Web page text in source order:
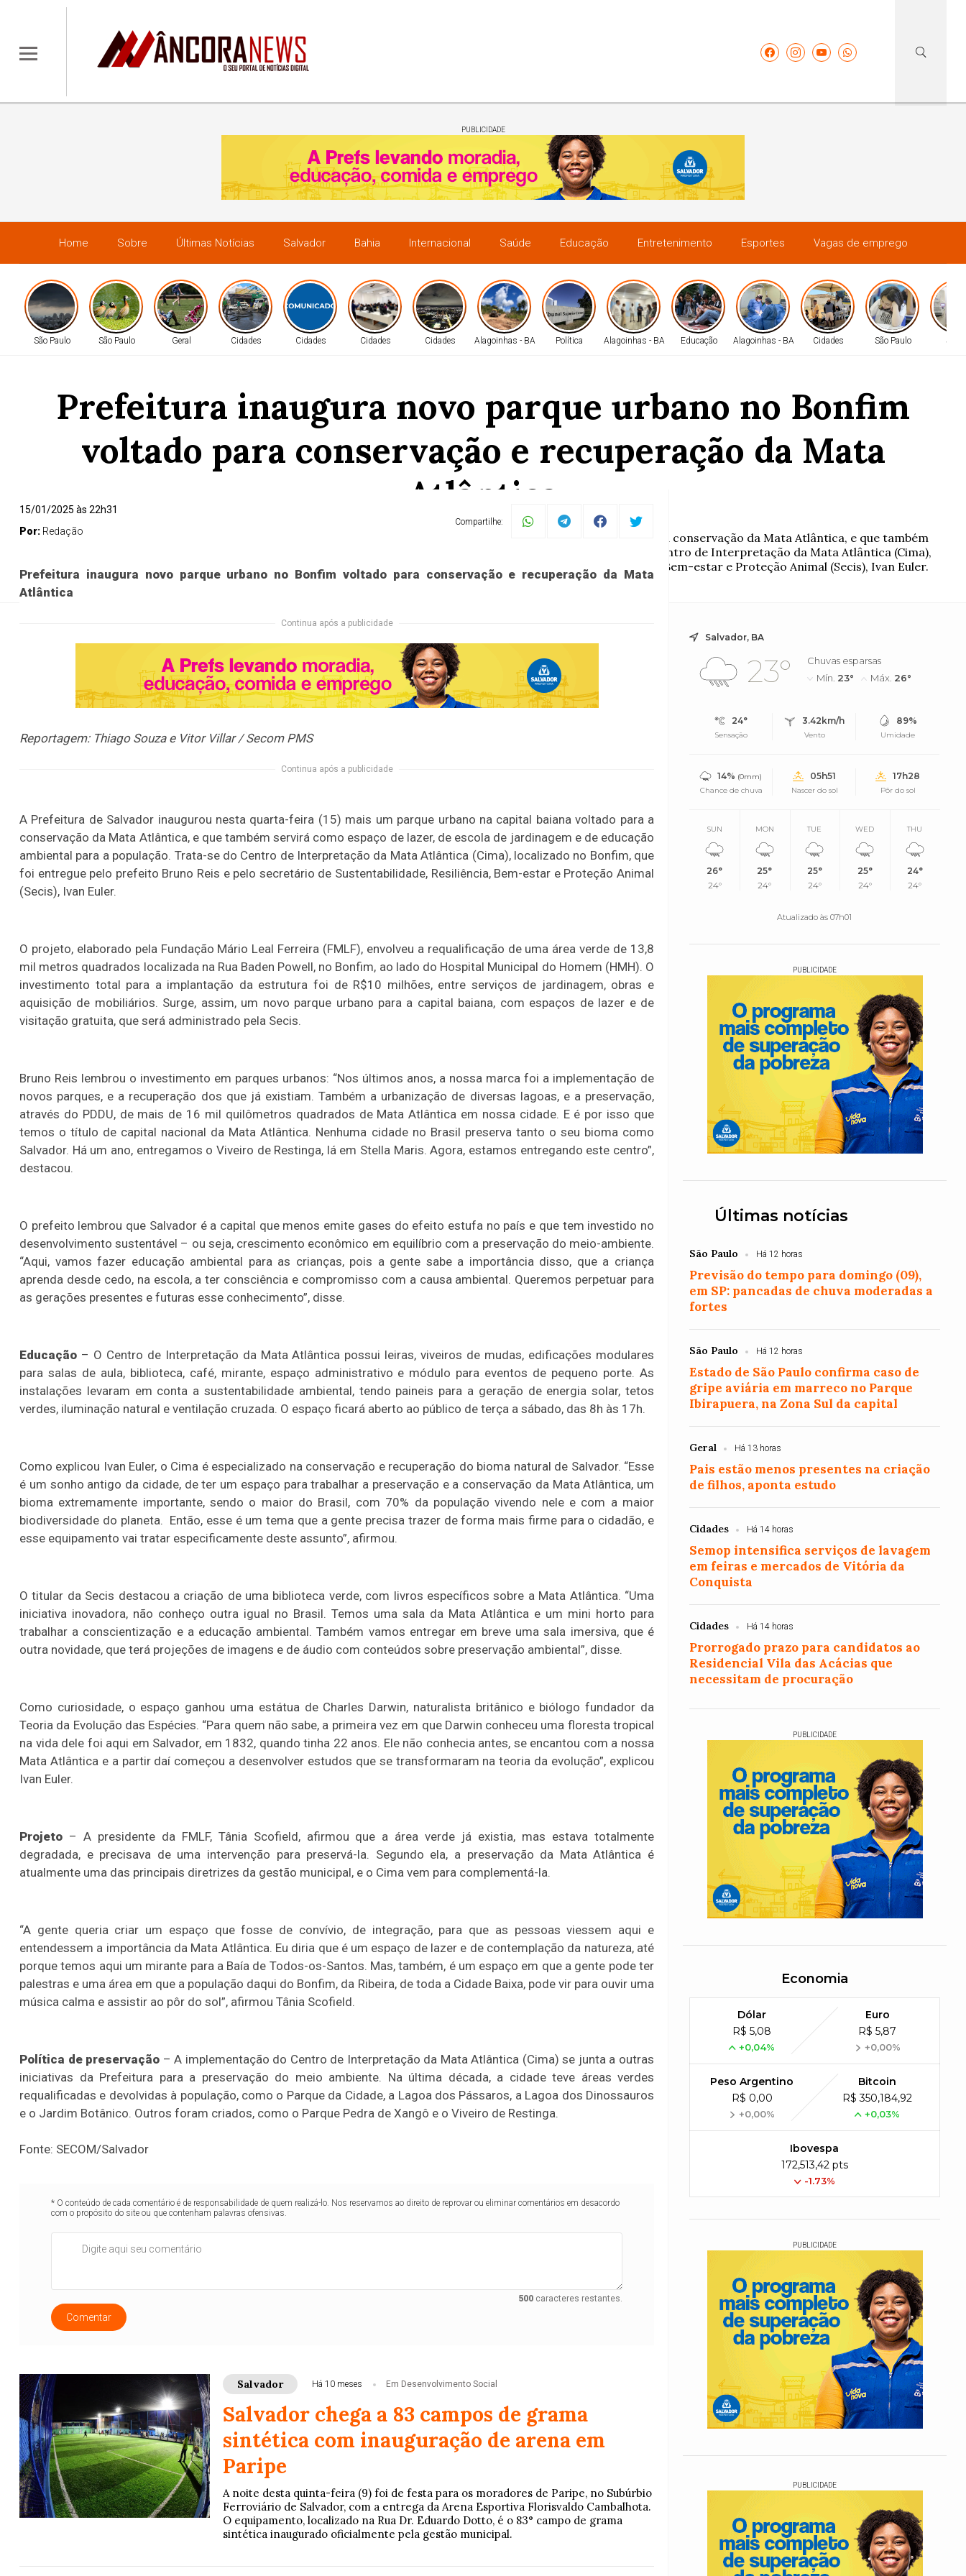
PUBLICIDADE
Home Sobre Últimas Notícias Salvador Bahia Internacional Saúde Educação Entretenimento Esportes Vagas de emprego
São Paulo São Paulo Geral Cidades Cidades Cidades Cidades Alagoinhas - BA Política Alagoinhas - BA Educação Alagoinhas - BA Cidades São Paulo
Prefeitura inaugura novo parque urbano no Bonfim
voltado para conservação e recuperação da Mata
Atlântica
A Prefeitura de Salvador inaugurou nesta quarta-feira (15) mais um parque urbano na capital baiana voltado para a conservação da Mata Atlântica, e que também
servirá como espaço de lazer, de escola de jardinagem e de educação ambiental para a população. Trata-se do Centro de Interpretação da Mata Atlântica (Cima),
localizado no Bonfim, que foi entregue pelo prefeito Bruno Reis e pelo secretário de Sustentabilidade, Resiliência, Bem-estar e Proteção Animal (Secis), Ivan Euler.
15/01/2025 às 22h31
Por: Redação
Compartilhe:
Prefeitura inaugura novo parque urbano no Bonfim voltado para conservação e recuperação da Mata
Atlântica
Continua após a publicidade
Reportagem: Thiago Souza e Vitor Villar / Secom PMS
Continua após a publicidade
A Prefeitura de Salvador inaugurou nesta quarta-feira (15) mais um parque urbano na capital baiana voltado para a
conservação da Mata Atlântica, e que também servirá como espaço de lazer, de escola de jardinagem e de educação
ambiental para a população. Trata-se do Centro de Interpretação da Mata Atlântica (Cima), localizado no Bonfim, que
foi entregue pelo prefeito Bruno Reis e pelo secretário de Sustentabilidade, Resiliência, Bem-estar e Proteção Animal
(Secis), Ivan Euler.
O projeto, elaborado pela Fundação Mário Leal Ferreira (FMLF), envolveu a requalificação de uma área verde de 13,8
mil metros quadrados localizada na Rua Baden Powell, no Bonfim, ao lado do Hospital Municipal do Homem (HMH). O
investimento total para a implantação da estrutura foi de R$10 milhões, entre serviços de jardinagem, obras e
aquisição de mobiliários. Surge, assim, um novo parque urbano para a capital baiana, com espaços de lazer e de
visitação gratuita, que será administrado pela Secis.
Bruno Reis lembrou o investimento em parques urbanos: “Nos últimos anos, a nossa marca foi a implementação de
novos parques, e a recuperação dos que já existiam. Também a urbanização de diversas lagoas, e a preservação,
através do PDDU, de mais de 16 mil quilômetros quadrados de Mata Atlântica em nossa cidade. E é por isso que
temos o título de capital nacional da Mata Atlântica. Nenhuma cidade no Brasil preserva tanto o seu bioma como
Salvador. Há um ano, entregamos o Viveiro de Restinga, lá em Stella Maris. Agora, estamos entregando este centro”,
destacou.
O prefeito lembrou que Salvador é a capital que menos emite gases do efeito estufa no país e que tem investido no
desenvolvimento sustentável – ou seja, crescimento econômico em equilíbrio com a preservação do meio-ambiente.
“Aqui, vamos fazer educação ambiental para as crianças, pois a gente sabe a importância disso, que a criança
aprenda desde cedo, na escola, a ter consciência e compromisso com a causa ambiental. Queremos perpetuar para
as gerações presentes e futuras esse conhecimento”, disse.
Educação – O Centro de Interpretação da Mata Atlântica possui leiras, viveiros de mudas, edificações modulares
para salas de aula, biblioteca, café, mirante, espaço administrativo e módulo para eventos de pequeno porte. As
instalações levaram em conta a sustentabilidade ambiental, tendo paineis para a geração de energia solar, tetos
verdes, iluminação natural e ventilação cruzada. O espaço ficará aberto ao público de terça a sábado, das 8h às 17h.
Como explicou Ivan Euler, o Cima é especializado na conservação e recuperação do bioma natural de Salvador. “Esse
é um sonho antigo da cidade, de ter um espaço para trabalhar a preservação e a conservação da Mata Atlântica, um
bioma extremamente importante, sendo o maior do Brasil, com 70% da população vivendo nele e com a maior
biodiversidade do planeta. Então, esse é um tema que a gente precisa trazer de forma mais firme para o cidadão, e
esse equipamento vai tratar especificamente deste assunto”, afirmou.
O titular da Secis destacou a criação de uma biblioteca verde, com livros específicos sobre a Mata Atlântica. “Uma
iniciativa inovadora, não conheço outra igual no Brasil. Temos uma sala da Mata Atlântica e um mini horto para
trabalhar a conscientização e a educação ambiental. Também vamos entregar em breve uma sala imersiva, que é
outra novidade, que terá projeções de imagens e de áudio com conteúdos sobre preservação ambiental”, disse.
Como curiosidade, o espaço ganhou uma estátua de Charles Darwin, naturalista britânico e biólogo fundador da
Teoria da Evolução das Espécies. “Para quem não sabe, a primeira vez em que Darwin conheceu uma floresta tropical
na vida dele foi aqui em Salvador, em 1832, quando tinha 22 anos. Ele não conhecia antes, se encantou com a nossa
Mata Atlântica e a partir daí começou a desenvolver estudos que se transformaram na teoria da evolução”, explicou
Ivan Euler.
Projeto – A presidente da FMLF, Tânia Scofield, afirmou que a área verde já existia, mas estava totalmente
degradada, e precisava de uma intervenção para preservá-la. Segundo ela, a preservação da Mata Atlântica é
atualmente uma das principais diretrizes da gestão municipal, e o Cima vem para complementá-la.
“A gente queria criar um espaço que fosse de convívio, de integração, para que as pessoas viessem aqui e
entendessem a importância da Mata Atlântica. Eu diria que é um espaço de lazer e de contemplação da natureza, até
porque temos aqui um mirante para a Baía de Todos-os-Santos. Mas, também, é um espaço em que a gente pode ter
palestras e uma área em que a população daqui do Bonfim, da Ribeira, de toda a Cidade Baixa, pode vir para ouvir uma
música calma e assistir ao pôr do sol”, afirmou Tânia Scofield.
Política de preservação – A implementação do Centro de Interpretação da Mata Atlântica (Cima) se junta a outras
iniciativas da Prefeitura para a preservação do meio ambiente. Na última década, a cidade teve áreas verdes
requalificadas e devolvidas à população, como o Parque da Cidade, a Lagoa dos Pássaros, a Lagoa dos Dinossauros
e o Jardim Botânico. Outros foram criados, como o Parque Pedra de Xangô e o Viveiro de Restinga.
Fonte: SECOM/Salvador
* O conteúdo de cada comentário é de responsabilidade de quem realizá-lo. Nos reservamos ao direito de reprovar ou eliminar comentários em desacordo
com o propósito do site ou que contenham palavras ofensivas.
500caracteres restantes.
Comentar
Salvador Há 10 meses Em Desenvolvimento Social
Salvador chega a 83 campos de grama
sintética com inauguração de arena em
Paripe
A noite desta quinta-feira (9) foi de festa para os moradores de Paripe, no Subúrbio
Ferroviário de Salvador, com a entrega da Arena Esportiva Florisvaldo Cambalhota.
O equipamento, localizado na Rua Dr. Eduardo Dotto, é o 83° campo de grama
sintética inaugurado oficialmente pela gestão municipal.
Salvador, BA
23°
Chuvas esparsas
Mín. 23° Máx. 26°
24°
Sensação
3.42km/h
Vento
89%
Umidade
14% (0mm)
Chance de chuva
05h51
Nascer do sol
17h28
Pôr do sol
SUN
26°
24°
MON
25°
24°
TUE
25°
24°
WED
25°
24°
THU
24°
24°
Atualizado às 07h01
PUBLICIDADE
Últimas notícias
São Paulo Há 12 horas
Previsão do tempo para domingo (09),
em SP: pancadas de chuva moderadas a
fortes
São Paulo Há 12 horas
Estado de São Paulo confirma caso de
gripe aviária em marreco no Parque
Ibirapuera, na Zona Sul da capital
Geral Há 13 horas
Pais estão menos presentes na criação
de filhos, aponta estudo
Cidades Há 14 horas
Semop intensifica serviços de lavagem
em feiras e mercados de Vitória da
Conquista
Cidades Há 14 horas
Prorrogado prazo para candidatos ao
Residencial Vila das Acácias que
necessitam de procuração
PUBLICIDADE
Economia
Dólar
R$ 5,08
+0,04%
Euro
R$ 5,87
+0,00%
Peso Argentino
R$ 0,00
+0,00%
Bitcoin
R$ 350,184,92
+0,03%
Ibovespa
172,513,42 pts
-1.73%
PUBLICIDADE
PUBLICIDADE